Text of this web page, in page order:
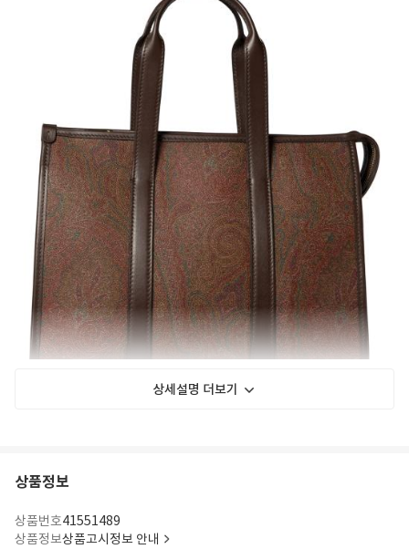
상세설명 더보기
상품정보
상품번호41551489
상품정보상품고시정보 안내